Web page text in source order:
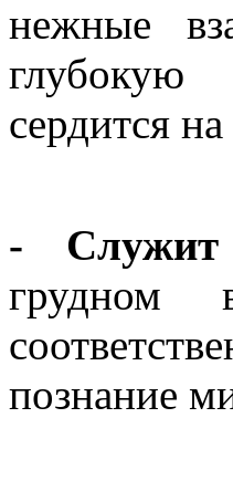
нежные
глубокую
сердится
- Служит
познание